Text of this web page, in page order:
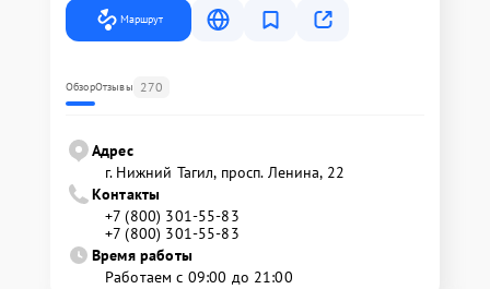
Маршрут
ОбзорОтзывы 270
Адрес
г. Нижний Тагил, просп. Ленина, 22
Контакты
+7 (800) 301-55-83
+7 (800) 301-55-83
Время работы
Работаем с 09:00 до 21:00